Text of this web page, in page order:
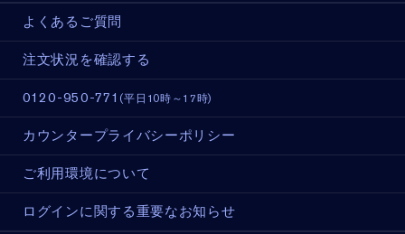
よくあるご質問
注文状況を確認する
0120-950-771 (平日10時～17時)
カウンタープライバシーポリシー
ご利用環境について
ログインに関する重要なお知らせ